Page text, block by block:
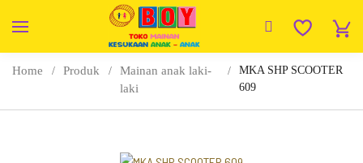
Home Produk
Mainan anak laki-
laki
MKA SHP SCOOTER
609